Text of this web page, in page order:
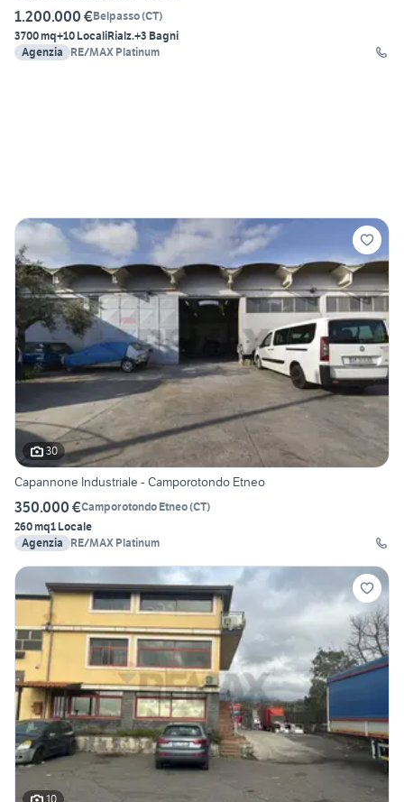
1.200.000 €Belpasso(CT)
3700 mq+10 LocaliRialz.+3 Bagni
Agenzia
RE/MAX Platinum
30
Capannone Industriale - Camporotondo Etneo
350.000 €Camporotondo Etneo(CT)
260 mq1 Locale
Agenzia
RE/MAX Platinum
10